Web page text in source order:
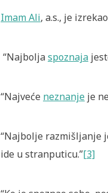
Imam Ali, a.s., je
“Najboljaspoznaja
“Najveće neznanje je
“Najbolje razmišljanje
ide u stranputicu.”[3]